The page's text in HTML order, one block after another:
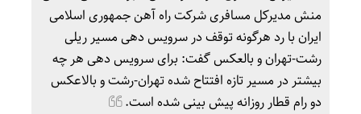
منش مدیرکل مسافری شرکت راه آهن جمهوری اسلامی
ایران با رد هرگونه توقف در سرویس دهی مسیر ریلی
رشت-تهران و بالعکس گفت: برای سرویس دهی هر چه
بیشتر در مسیر تازه افتتاح شده تهران-رشت و بالاعکس
دو رام قطار روزانه پیش بینی شده است.